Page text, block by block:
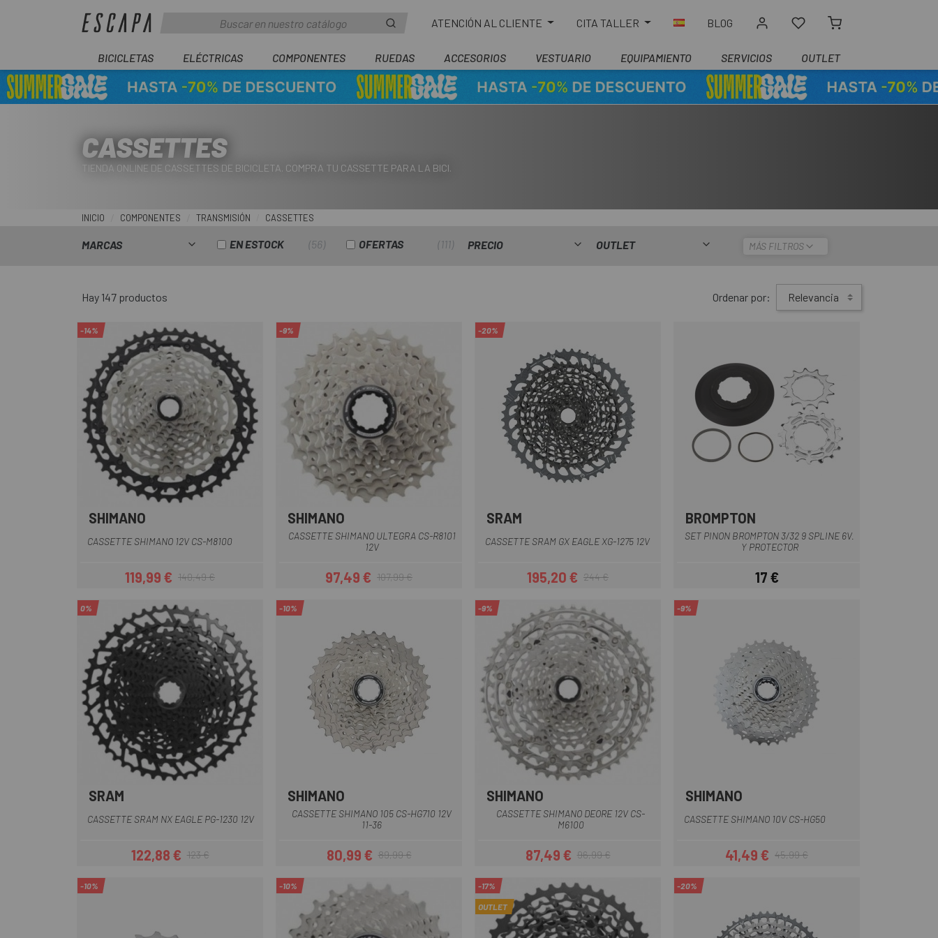
ATENCIÓN AL CLIENTE CITA TALLER BLOG
BICICLETAS ELÉCTRICAS COMPONENTES RUEDAS ACCESORIOS VESTUARIO EQUIPAMIENTO SERVICIOS OUTLET
CASSETTES
TIENDA ONLINE DE CASSETTES DE BICICLETA. COMPRA TU CASSETTE PARA LA BICI.
INICIO COMPONENTES TRANSMISIÓN CASSETTES
MARCAS EN ESTOCK 56 OFERTAS 111 PRECIO OUTLET MÁS FILTROS
Hay 147 productos Ordenar por: Relevancia
-14%
SHIMANO
CASSETTE SHIMANO 12V CS-M8100
Precio
119,99 €Precio regular
140,49 €
-9%
SHIMANO
CASSETTE SHIMANO ULTEGRA CS-R8101
12V
Precio
97,49 €Precio regular
107,99 €
-20%
SRAM
CASSETTE SRAM GX EAGLE XG-1275 12V
Precio
195,20 €Precio regular
244 €
BROMPTON
SET PINON BROMPTON 3/32 9 SPLINE 6V.
Y PROTECTOR
Precio
17 €
0%
SRAM
CASSETTE SRAM NX EAGLE PG-1230 12V
Precio
122,88 €Precio regular
123 €
-10%
SHIMANO
CASSETTE SHIMANO 105 CS-HG710 12V
11-36
Precio
80,99 €Precio regular
89,99 €
-9%
SHIMANO
CASSETTE SHIMANO DEORE 12V CS-
M6100
Precio
87,49 €Precio regular
96,99 €
-9%
SHIMANO
CASSETTE SHIMANO 10V CS-HG50
Precio
41,49 €Precio regular
45,99 €
-10% -10% -17%
OUTLET
-20%